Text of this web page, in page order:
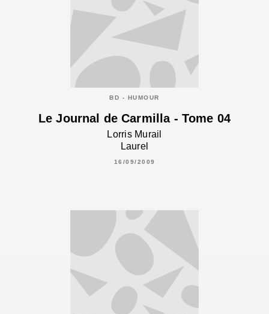
BD - HUMOUR
Le Journal de Carmilla - Tome 04
Lorris Murail
Laurel
16/09/2009